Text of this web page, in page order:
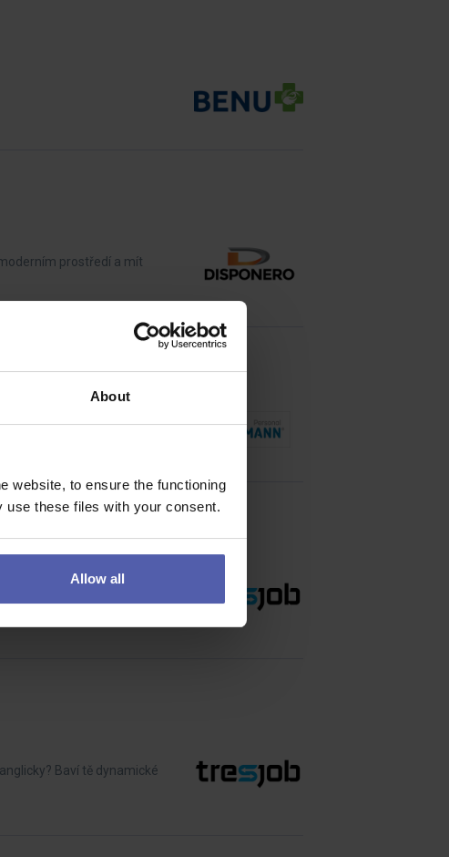
About
website, to ensure the functioning
these files with your consent.
Allow all
prostředí a mít
průmysl.
klid i ve chvílích, kdy je
Baví tě dynamické